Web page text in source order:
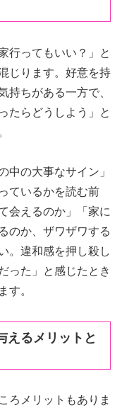
行ってもいい？」と
じります。好意を持
持ちがある一方で、
たらどうしよう」と
中の大事なサイン」
ているかを読む前
会えるのか」「家に
のか、ザワザワする
。違和感を押し殺し
った」と感じたとき
す。
えるメリットと
ろメリットもありま